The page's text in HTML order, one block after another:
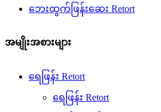
ဘေးထွက်ဖြန်းဆေး Retort
အမျိုးအစားများ
ရေဖြန်း Retort
ရေဖြန်း Retort